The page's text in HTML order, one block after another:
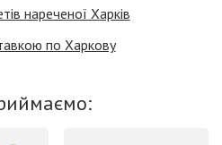
нареченої Харків
по Харкову